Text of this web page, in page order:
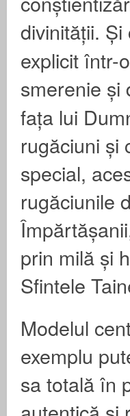
divinității.
explicit într-
smerenie și
fața lui
rugăciuni și
special,
rugăciunile
prin milă și
Sfintele
Modelul
exemplu
sa totală în